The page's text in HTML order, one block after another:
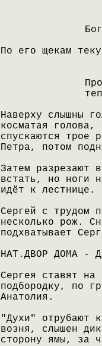
По его щекам
Наверху слышны
косматая
спускаются трое
Петра, потом
Затем разрезают
встать, но ноги
идёт к лестнице.
Сергей с трудом
несколько рож.
подхватывает
НАТ.ДВОР ДОМА -
Сергея ставят
подбородку, по
Анатолия.
"Духи" отрубают
возня, слышен
сторону ямы, за